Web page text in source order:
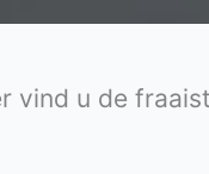
vind u de